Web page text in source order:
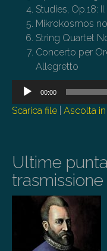
Studies, Op.18:
Mikrokosmos
String Quartet
Concerto per
Allegretto
Audio
00:00
Scarica file Ascolta
Ultime
trasmissione